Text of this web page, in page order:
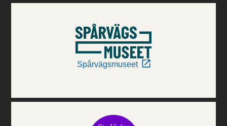
Spårvägsmuseet